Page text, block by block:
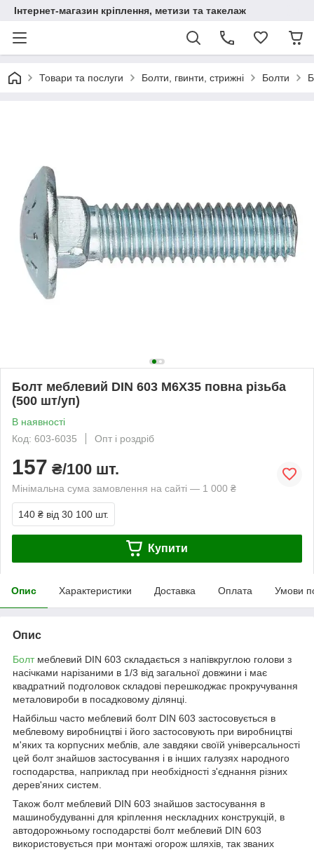
Інтернет-магазин кріплення, метизи та такелаж
Товари та послуги Болти, гвинти, стрижні Болти
Болт меблевий DIN 603 М6Х35 повна різьба
(500 шт/уп)
В наявності
Код: 603-6035
Опт і роздріб
157 ₴/100 шт.
Мінімальна сума замовлення на сайті — 1 000 ₴
140 ₴ від 30 100 шт.
Купити
Опис Характеристики Доставка Оплата Умови
Опис
Болтмеблевий DIN 603 складається з напівкруглою голови з
насічками нарізаними в 1/3 від загальної довжини і має
квадратний подголовок складові перешкоджає прокручування
металовироби в посадковому ділянці.
Найбільш часто меблевий болт DIN 603 застосовується в
меблевому виробництві і його застосовують при виробництві
м'яких та корпусних меблів, але завдяки своїй універсальності
цей болт знайшов застосування і в інших галузях народного
господарства, наприклад при необхідності з'єднання різних
дерев'яних систем.
Також болт меблевий DIN 603 знайшов застосування в
машинобудуванні для кріплення нескладних конструкцій, в
автодорожньому господарстві болт меблевий DIN 603
використовується при монтажі огорож шляхів, так званих